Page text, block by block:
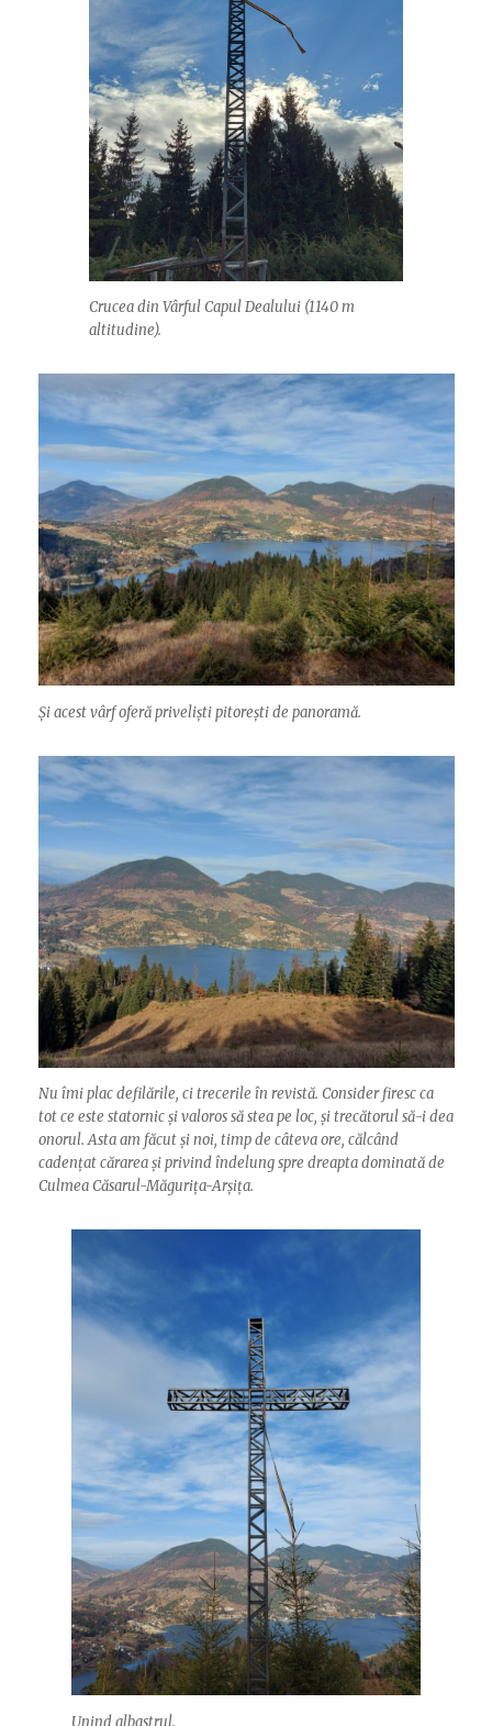
Crucea din Vârful Capul Dealului (1140 m
altitudine).
Și acest vârf oferă priveliști pitorești de panoramă.
Nu îmi plac defilările, ci trecerile în revistă. Consider firesc ca
tot ce este statornic și valoros să stea pe loc, și trecătorul să-i dea
onorul. Asta am făcut și noi, timp de câteva ore, călcând
cadențat cărarea și privind îndelung spre dreapta dominată de
Culmea Căsarul-Măgurița-Arșița.
Unind albastrul.